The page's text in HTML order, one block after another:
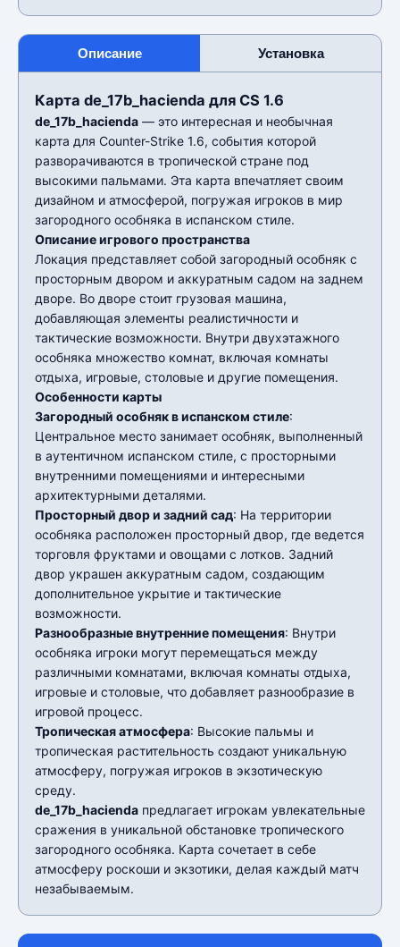
Описание Установка
Карта de_17b_hacienda для CS 1.6
de_17b_hacienda — это интересная и необычная
карта для Counter-Strike 1.6, события которой
разворачиваются в тропической стране под
высокими пальмами. Эта карта впечатляет своим
дизайном и атмосферой, погружая игроков в мир
загородного особняка в испанском стиле.
Описание игрового пространства
Локация представляет собой загородный особняк с
просторным двором и аккуратным садом на заднем
дворе. Во дворе стоит грузовая машина,
добавляющая элементы реалистичности и
тактические возможности. Внутри двухэтажного
особняка множество комнат, включая комнаты
отдыха, игровые, столовые и другие помещения.
Особенности карты
Загородный особняк в испанском стиле:
Центральное место занимает особняк, выполненный
в аутентичном испанском стиле, с просторными
внутренними помещениями и интересными
архитектурными деталями.
Просторный двор и задний сад: На территории
особняка расположен просторный двор, где ведется
торговля фруктами и овощами с лотков. Задний
двор украшен аккуратным садом, создающим
дополнительное укрытие и тактические
возможности.
Разнообразные внутренние помещения: Внутри
особняка игроки могут перемещаться между
различными комнатами, включая комнаты отдыха,
игровые и столовые, что добавляет разнообразие в
игровой процесс.
Тропическая атмосфера: Высокие пальмы и
тропическая растительность создают уникальную
атмосферу, погружая игроков в экзотическую
среду.
de_17b_hacienda предлагает игрокам увлекательные
сражения в уникальной обстановке тропического
загородного особняка. Карта сочетает в себе
атмосферу роскоши и экзотики, делая каждый матч
незабываемым.